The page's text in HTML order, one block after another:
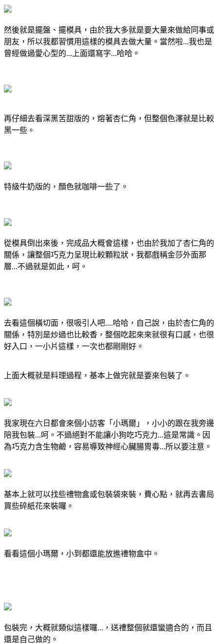
然後就是擺盤、擺模具，由於我大多就是要大量來做給同事或
朋友，所以我都習慣用這樣的模具去做大量。當然啦...我也是
曾經做過愛心型的...上面還寫字...哈哈。
再仔細去看深黑苦甜版的，熔著杏仁角，但整個色澤就是比較
黑一些。
特級牛奶版的，顏色就咖啡一些了。
從模具倒出來後，完成品大概會這樣，也由於我加了杏仁角的
關係，讓整個巧克力呈現比較顆粒狀，我都戲稱金莎外面那
層...不過就是如此，呵。
去看這個橫切面，很吸引人吧....哈哈，自己說，由於杏仁角的
關係，特別是炒過也比較香，整個吃起來來就很有口感，也很
好入口，一小片這樣，一次也都剛剛好。
上面大概就是料理過程，基本上做完就是要來包裝了。
我家現在六日都會來個小訪客「小瑪爾」，小小的跟在我旁邊
陪我包裝...呵。不過絕對不能讓小狗吃巧克力...這是常識。因
為巧克力含生物鹼，容易導致神經心臟腸胃毒...所以要注意。
基本上就可以找些禮物盒或包裝袋來裝，費心點，就再去書局
買些碎紙花來裝囉。
看看這個小瑪爾，小到都還能放進禮物盒中。
包裝完，大概就類似這樣囉...，送禮整個就還蠻適合的，而且
還是自己做的。